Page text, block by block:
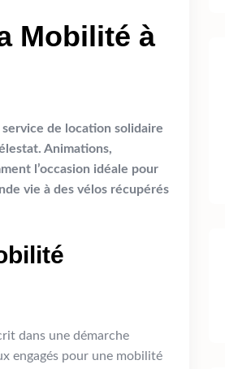
Mobilité à
de location solidaire
Animations,
l’occasion idéale pour
vie à des vélos récupérés
dans une démarche
engagés pour une mobilité